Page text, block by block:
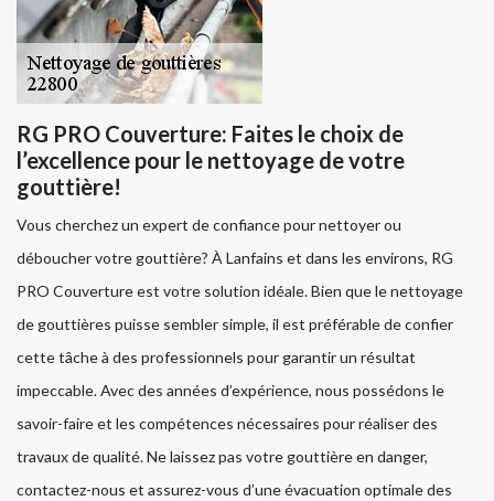
RG PRO Couverture: Faites le choix de
l’excellence pour le nettoyage de votre
gouttière!
Vous cherchez un expert de confiance pour nettoyer ou
déboucher votre gouttière? À Lanfains et dans les environs, RG
PRO Couverture est votre solution idéale. Bien que le nettoyage
de gouttières puisse sembler simple, il est préférable de confier
cette tâche à des professionnels pour garantir un résultat
impeccable. Avec des années d’expérience, nous possédons le
savoir-faire et les compétences nécessaires pour réaliser des
travaux de qualité. Ne laissez pas votre gouttière en danger,
contactez-nous et assurez-vous d’une évacuation optimale des